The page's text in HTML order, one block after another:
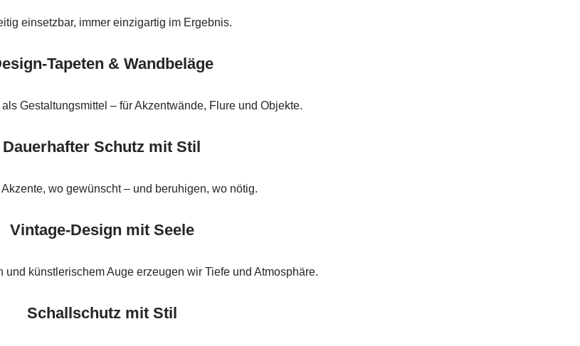
einsetzbar, immer einzigartig im Ergebnis.
Tapeten & Wandbeläge
Gestaltungsmittel – für Akzentwände, Flure und Objekte.
Dauerhafter Schutz mit Stil
wo gewünscht – und beruhigen, wo nötig.
Vintage-Design mit Seele
und künstlerischem Auge erzeugen wir Tiefe und Atmosphäre.
Schallschutz mit Stil